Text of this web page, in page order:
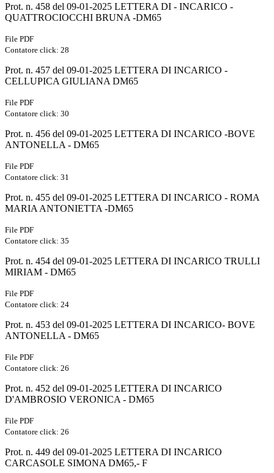
Prot. n. 458 del 09-01-2025 LETTERA DI - INCARICO -
QUATTROCIOCCHI BRUNA -DM65
File PDF
Contatore click: 28
Prot. n. 457 del 09-01-2025 LETTERA DI INCARICO -
CELLUPICA GIULIANA DM65
File PDF
Contatore click: 30
Prot. n. 456 del 09-01-2025 LETTERA DI INCARICO -BOVE
ANTONELLA - DM65
File PDF
Contatore click: 31
Prot. n. 455 del 09-01-2025 LETTERA DI INCARICO - ROMA
MARIA ANTONIETTA -DM65
File PDF
Contatore click: 35
Prot. n. 454 del 09-01-2025 LETTERA DI INCARICO TRULLI
MIRIAM - DM65
File PDF
Contatore click: 24
Prot. n. 453 del 09-01-2025 LETTERA DI INCARICO- BOVE
ANTONELLA - DM65
File PDF
Contatore click: 26
Prot. n. 452 del 09-01-2025 LETTERA DI INCARICO
D'AMBROSIO VERONICA - DM65
File PDF
Contatore click: 26
Prot. n. 449 del 09-01-2025 LETTERA DI INCARICO
CARCASOLE SIMONA DM65,- F